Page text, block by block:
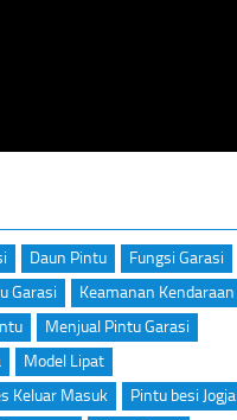
Daun Pintu
Fungsi Garasi
Garasi
Keamanan Kendaraan
Menjual Pintu Garasi
Model Lipat
Keluar Masuk
Pintu besi Jogja